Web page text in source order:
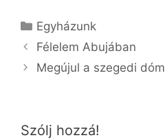
Kategória
Egyházunk
Félelem Abujában
Megújul a szegedi dóm
Szólj hozzá!